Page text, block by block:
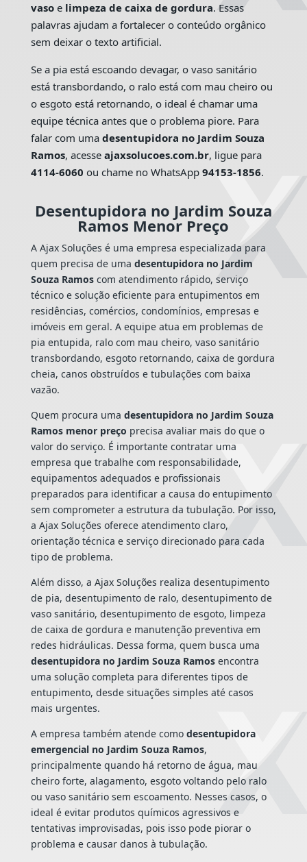
vasoe limpeza de caixa de gordura. Essas
palavras ajudam a fortalecer o conteúdo orgânico
sem deixar o texto artificial.
Se a pia está escoando devagar, o vaso sanitário
está transbordando, o ralo está com mau cheiro ou
o esgoto está retornando, o ideal é chamar uma
equipe técnica antes que o problema piore. Para
falar com uma desentupidora no Jardim Souza
Ramos, acesse ajaxsolucoes.com.br, ligue para
4114-6060 ou chame no WhatsApp 94153-1856.
Desentupidora no Jardim Souza
Ramos Menor Preço
A Ajax Soluções é uma empresa especializada para
quem precisa de uma desentupidora no Jardim
Souza Ramoscom atendimento rápido, serviço
técnico e solução eficiente para entupimentos em
residências, comércios, condomínios, empresas e
imóveis em geral. A equipe atua em problemas de
pia entupida, ralo com mau cheiro, vaso sanitário
transbordando, esgoto retornando, caixa de gordura
cheia, canos obstruídos e tubulações com baixa
vazão.
Quem procura uma desentupidora no Jardim Souza
Ramos menor preço precisa avaliar mais do que o
valor do serviço. É importante contratar uma
empresa que trabalhe com responsabilidade,
equipamentos adequados e profissionais
preparados para identificar a causa do entupimento
sem comprometer a estrutura da tubulação. Por isso,
a Ajax Soluções oferece atendimento claro,
orientação técnica e serviço direcionado para cada
tipo de problema.
Além disso, a Ajax Soluções realiza desentupimento
de pia, desentupimento de ralo, desentupimento de
vaso sanitário, desentupimento de esgoto, limpeza
de caixa de gordura e manutenção preventiva em
redes hidráulicas. Dessa forma, quem busca uma
desentupidora no Jardim Souza Ramosencontra
uma solução completa para diferentes tipos de
entupimento, desde situações simples até casos
mais urgentes.
A empresa também atende como desentupidora
emergencial no Jardim Souza Ramos,
principalmente quando há retorno de água, mau
cheiro forte, alagamento, esgoto voltando pelo ralo
ou vaso sanitário sem escoamento. Nesses casos, o
ideal é evitar produtos químicos agressivos e
tentativas improvisadas, pois isso pode piorar o
problema e causar danos à tubulação.